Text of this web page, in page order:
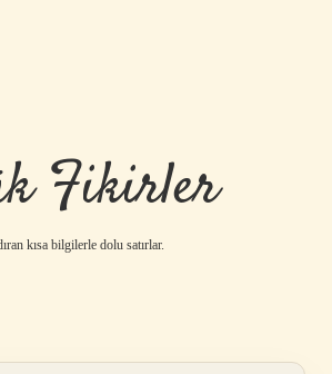
Fikirler
kısa bilgilerle dolu satırlar.